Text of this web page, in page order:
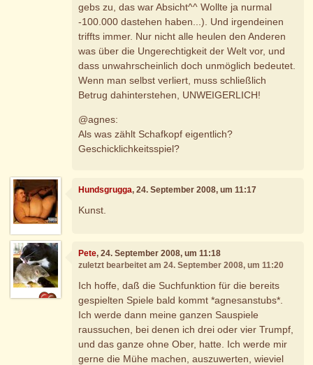
gebs zu, das war Absicht^^ Wollte ja nurmal
-100.000 dastehen haben...). Und irgendeinen
triffts immer. Nur nicht alle heulen den Anderen
was über die Ungerechtigkeit der Welt vor, und
dass unwahrscheinlich doch unmöglich bedeutet.
Wenn man selbst verliert, muss schließlich
Betrug dahinterstehen, UNWEIGERLICH!
@agnes:
Als was zählt Schafkopf eigentlich?
Geschicklichkeitsspiel?
Hundsgrugga, 24. September 2008, um 11:17
Kunst.
Pete, 24. September 2008, um 11:18
zuletzt bearbeitet am 24. September 2008, um 11:20
Ich hoffe, daß die Suchfunktion für die bereits
gespielten Spiele bald kommt *agnesanstubs*.
Ich werde dann meine ganzen Sauspiele
raussuchen, bei denen ich drei oder vier Trumpf,
und das ganze ohne Ober, hatte. Ich werde mir
gerne die Mühe machen, auszuwerten, wieviel